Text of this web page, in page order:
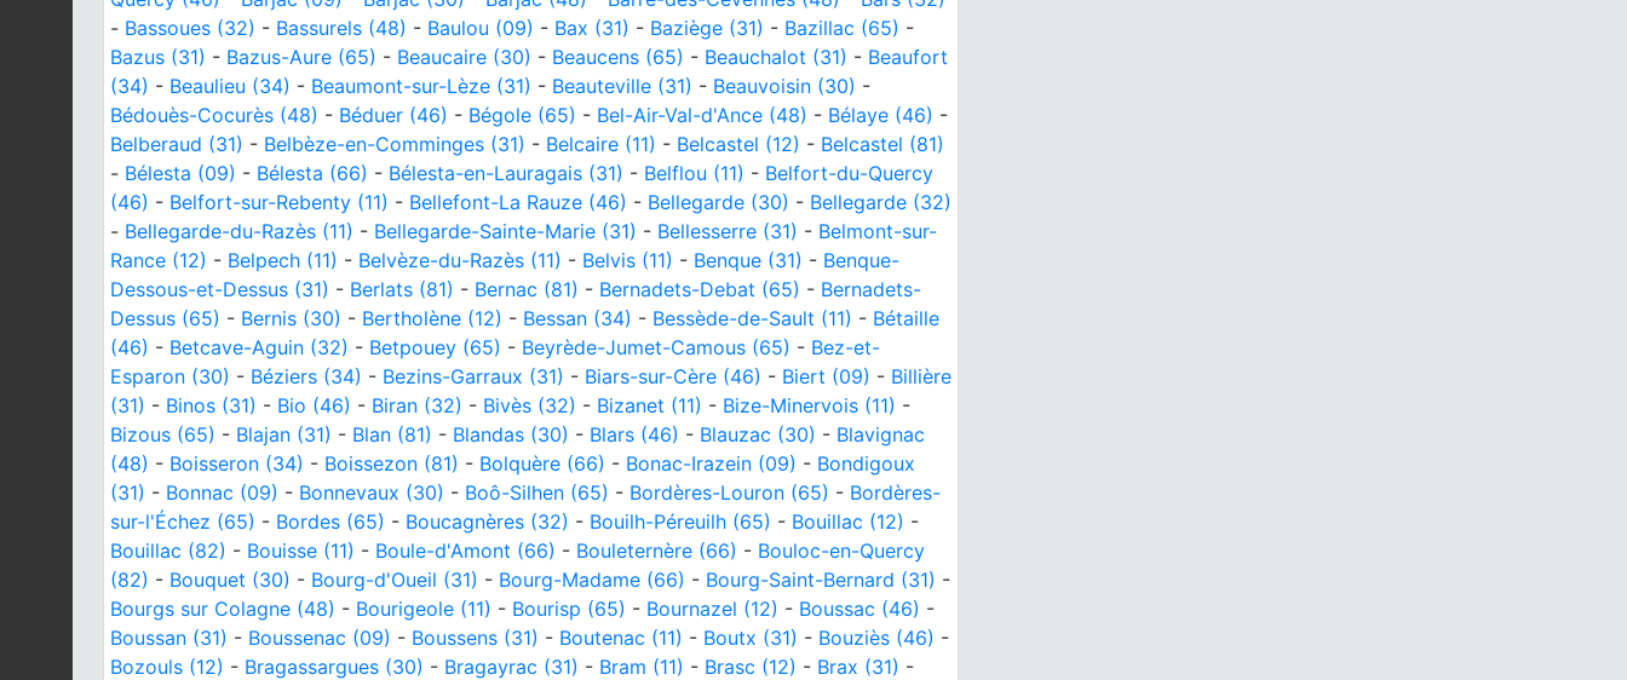
- Bassoues (32) - Bassurels (48) - Baulou (09) - Bax (31) - Baziège (31) - Bazillac (65) -
Bazus (31) - Bazus-Aure (65) - Beaucaire (30) - Beaucens (65) - Beauchalot (31) - Beaufort
(34) - Beaulieu (34) - Beaumont-sur-Lèze (31) - Beauteville (31) - Beauvoisin (30) -
Bédouès-Cocurès (48) - Béduer (46) - Bégole (65) - Bel-Air-Val-d'Ance (48) - Bélaye (46) -
Belberaud (31) - Belbèze-en-Comminges (31) - Belcaire (11) - Belcastel (12) - Belcastel (81)
- Bélesta (09) - Bélesta (66) - Bélesta-en-Lauragais (31) - Belflou (11) - Belfort-du-Quercy
(46) - Belfort-sur-Rebenty (11) - Bellefont-La Rauze (46) - Bellegarde (30) - Bellegarde (32)
- Bellegarde-du-Razès (11) - Bellegarde-Sainte-Marie (31) - Bellesserre (31) - Belmont-sur-
Rance (12) - Belpech (11) - Belvèze-du-Razès (11) - Belvis (11) - Benque (31) - Benque-
Dessous-et-Dessus (31) - Berlats (81) - Bernac (81) - Bernadets-Debat (65) - Bernadets-
Dessus (65) - Bernis (30) - Bertholène (12) - Bessan (34) - Bessède-de-Sault (11) - Bétaille
(46) - Betcave-Aguin (32) - Betpouey (65) - Beyrède-Jumet-Camous (65) - Bez-et-
Esparon (30) - Béziers (34) - Bezins-Garraux (31) - Biars-sur-Cère (46) - Biert (09) - Billière
(31) - Binos (31) - Bio (46) - Biran (32) - Bivès (32) - Bizanet (11) - Bize-Minervois (11) -
Bizous (65) - Blajan (31) - Blan (81) - Blandas (30) - Blars (46) - Blauzac (30) - Blavignac
(48) - Boisseron (34) - Boissezon (81) - Bolquère (66) - Bonac-Irazein (09) - Bondigoux
(31) - Bonnac (09) - Bonnevaux (30) - Boô-Silhen (65) - Bordères-Louron (65) - Bordères-
sur-l'Échez (65) - Bordes (65) - Boucagnères (32) - Bouilh-Péreuilh (65) - Bouillac (12) -
Bouillac (82) - Bouisse (11) - Boule-d'Amont (66) - Bouleternère (66) - Bouloc-en-Quercy
(82) - Bouquet (30) - Bourg-d'Oueil (31) - Bourg-Madame (66) - Bourg-Saint-Bernard (31) -
Bourgs sur Colagne (48) - Bourigeole (11) - Bourisp (65) - Bournazel (12) - Boussac (46) -
Boussan (31) - Boussenac (09) - Boussens (31) - Boutenac (11) - Boutx (31) - Bouziès (46) -
Bozouls (12) - Bragassargues (30) - Bragayrac (31) - Bram (11) - Brasc (12) - Brax (31) -